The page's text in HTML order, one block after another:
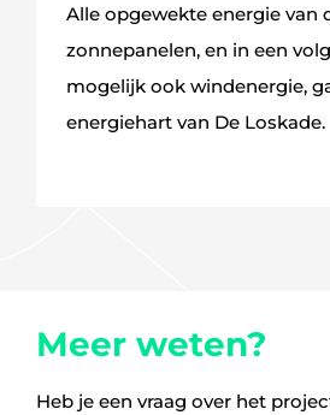
Alle opgewekte energie van
zonnepanelen, en in een
mogelijk ook windenergie,
energiehart van De Loskade.
Meer weten?
Heb je een vraag over het